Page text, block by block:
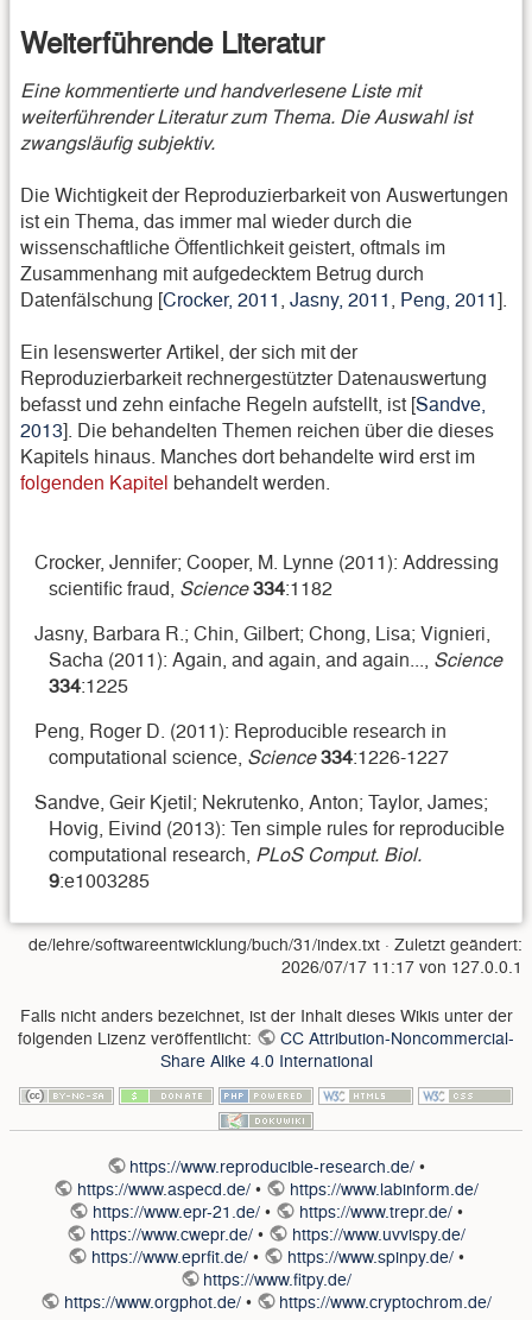
Weiterführende Literatur
Eine kommentierte und handverlesene Liste mit
weiterführender Literatur zum Thema. Die Auswahl ist
zwangsläufig subjektiv.
Die Wichtigkeit der Reproduzierbarkeit von Auswertungen
ist ein Thema, das immer mal wieder durch die
wissenschaftliche Öffentlichkeit geistert, oftmals im
Zusammenhang mit aufgedecktem Betrug durch
Datenfälschung [Crocker, 2011, Jasny, 2011, Peng, 2011].
Ein lesenswerter Artikel, der sich mit der
Reproduzierbarkeit rechnergestützter Datenauswertung
befasst und zehn einfache Regeln aufstellt, ist [Sandve,
2013]. Die behandelten Themen reichen über die dieses
Kapitels hinaus. Manches dort behandelte wird erst im
folgenden Kapitel behandelt werden.
Crocker, Jennifer; Cooper, M. Lynne (2011): Addressing
scientific fraud, Science334:1182
Jasny, Barbara R.; Chin, Gilbert; Chong, Lisa; Vignieri,
Sacha (2011): Again, and again, and again..., Science
334:1225
Peng, Roger D. (2011): Reproducible research in
computational science, Science334:1226-1227
Sandve, Geir Kjetil; Nekrutenko, Anton; Taylor, James;
Hovig, Eivind (2013): Ten simple rules for reproducible
computational research, PLoS Comput. Biol.
9:e1003285
de/lehre/softwareentwicklung/buch/31/index.txt · Zuletzt geändert:
2026/07/17 11:17 von 127.0.0.1
Falls nicht anders bezeichnet, ist der Inhalt dieses Wikis unter der
folgenden Lizenz veröffentlicht:
CC Attribution-Noncommercial-
Share Alike 4.0 International
https://www.reproducible-research.de/ •
https://www.aspecd.de/ •
https://www.labinform.de/
https://www.epr-21.de/ • https://www.trepr.de/•
https://www.cwepr.de/ •
https://www.uvvispy.de/
https://www.eprfit.de/ • https://www.spinpy.de/•
https://www.fitpy.de/
https://www.orgphot.de/• https://www.cryptochrom.de/